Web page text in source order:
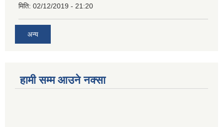
मिति: 02/12/2019 - 21:20
अन्य
हामी सम्म आउने नक्सा